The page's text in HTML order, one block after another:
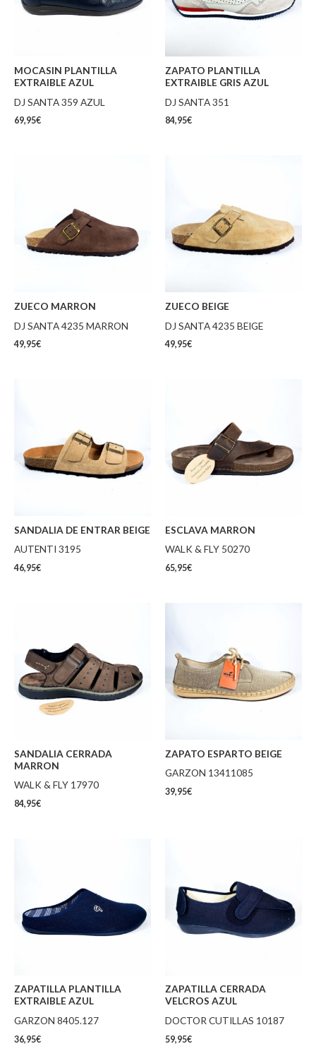
MOCASIN PLANTILLA
EXTRAIBLE AZUL
DJ SANTA 359 AZUL
69,95€
ZAPATO PLANTILLA
EXTRAIBLE GRIS AZUL
DJ SANTA 351
84,95€
ZUECO MARRON
DJ SANTA 4235 MARRON
49,95€
ZUECO BEIGE
DJ SANTA 4235 BEIGE
49,95€
SANDALIA DE ENTRAR BEIGE
AUTENTI 3195
46,95€
ESCLAVA MARRON
WALK & FLY 50270
65,95€
SANDALIA CERRADA
MARRON
WALK & FLY 17970
84,95€
ZAPATO ESPARTO BEIGE
GARZON 13411085
39,95€
ZAPATILLA PLANTILLA
EXTRAIBLE AZUL
GARZON 8405.127
36,95€
ZAPATILLA CERRADA
VELCROS AZUL
DOCTOR CUTILLAS 10187
59,95€